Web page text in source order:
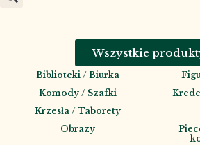
Wszystkie
Biblioteki / Biurka
Komody / Szafki
Krzesła / Taborety
Obrazy